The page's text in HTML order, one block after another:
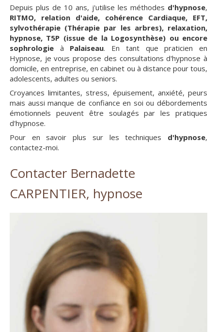
Depuis plus de 10 ans, j'utilise les méthodes d'hypnose,
RITMO, relation d'aide, cohérence Cardiaque, EFT,
sylvothérapie (Thérapie par les arbres), relaxation,
hypnose, T5P (issue de la Logosynthèse) ou encore
sophrologie à Palaiseau. En tant que praticien en
Hypnose, je vous propose des consultations d'hypnose à
domicile, en entreprise, en cabinet ou à distance pour tous,
adolescents, adultes ou seniors.
Croyances limitantes, stress, épuisement, anxiété, peurs
mais aussi manque de confiance en soi ou débordements
émotionnels peuvent être soulagés par les pratiques
d'hypnose.
Pour en savoir plus sur les techniques d'hypnose,
contactez-moi.
Contacter Bernadette
CARPENTIER, hypnose